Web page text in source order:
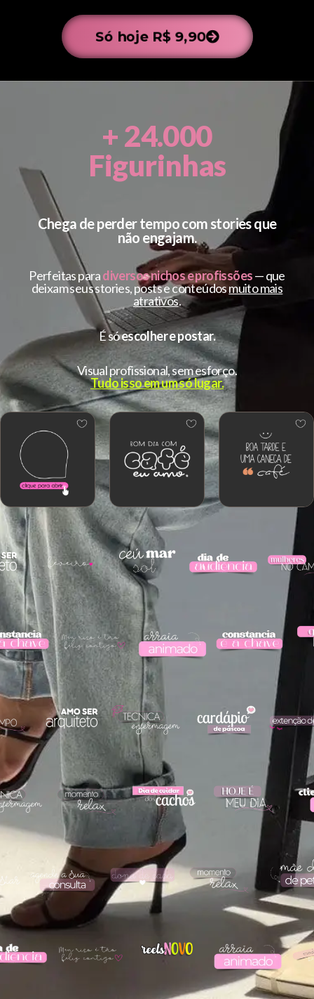
Só hoje R$ 9,90
+ 24.000
Figurinhas
Chega de perder tempo com stories que
não engajam.
Perfeitas paradiversos nichos e profissões— que
deixam seus stories, posts e conteúdosmuito mais
atrativos.
É sóescolher e postar.
Visual profissional, sem esforço.
Tudo isso em um só lugar.